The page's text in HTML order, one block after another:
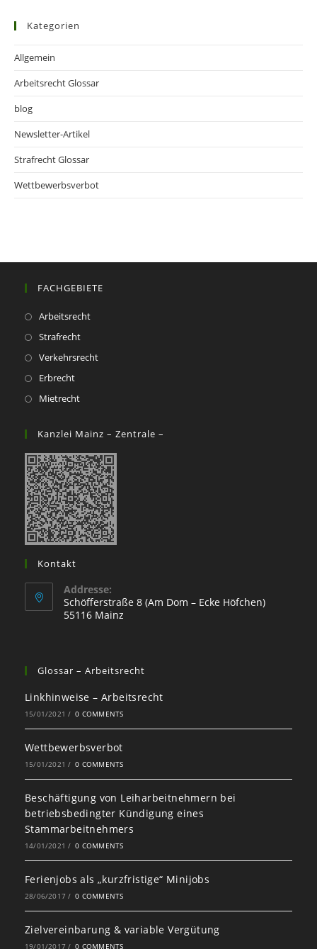
Kategorien
Allgemein
Arbeitsrecht Glossar
blog
Newsletter-Artikel
Strafrecht Glossar
Wettbewerbsverbot
FACHGEBIETE
ArbeitsrechtOpens
a
StrafrechtOpens
in
VerkehrsrechtOpens
ErbrechtOpens
in
new
MietrechtOpens
a
new
tab
Kanzlei Mainz – Zentrale –
Kontakt
Addresse:
Schöfferstraße 8 (Am Dom – Ecke Höfchen)
55116 Mainz
Glossar – Arbeitsrecht
Linkhinweise – Arbeitsrecht
15/01/2021 / 0 COMMENTS
Wettbewerbsverbot
15/01/2021 / 0 COMMENTS
Beschäftigung von Leiharbeitnehmern bei
betriebsbedingter Kündigung eines
Stammarbeitnehmers
14/01/2021 / 0 COMMENTS
Ferienjobs als „kurzfristige“ Minijobs
28/06/2017 / 0 COMMENTS
Zielvereinbarung & variable Vergütung
19/01/2017 / 0 COMMENTS